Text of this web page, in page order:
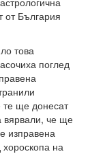
от България
това
поглед
те ще донесат
вярвали, че ще
изправена
на